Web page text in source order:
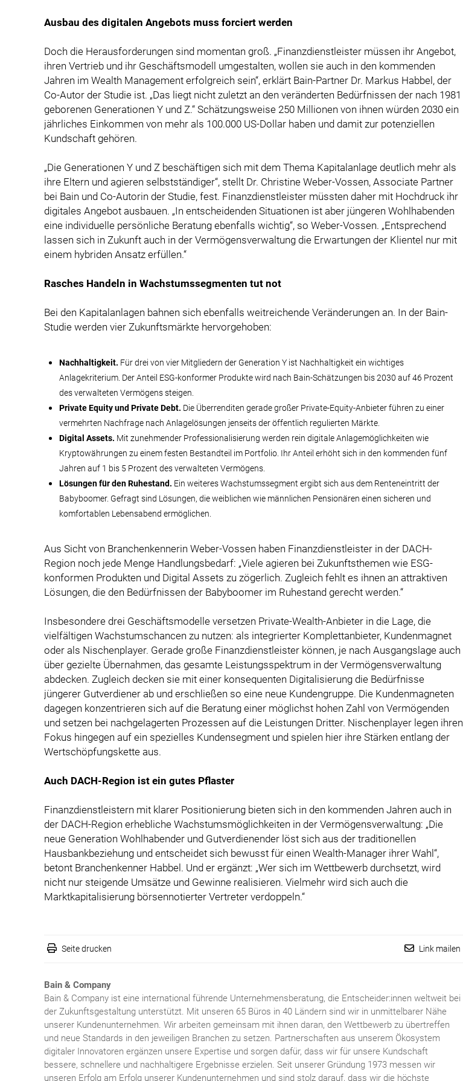
Ausbau des digitalen Angebots muss forciert werden
Doch die Herausforderungen sind momentan groß. „Finanzdienstleister müssen ihr Angebot,
ihren Vertrieb und ihr Geschäftsmodell umgestalten, wollen sie auch in den kommenden
Jahren im Wealth Management erfolgreich sein“, erklärt Bain-Partner Dr. Markus Habbel, der
Co-Autor der Studie ist. „Das liegt nicht zuletzt an den veränderten Bedürfnissen der nach 1981
geborenen Generationen Y und Z.“ Schätzungsweise 250 Millionen von ihnen würden 2030 ein
jährliches Einkommen von mehr als 100.000 US-Dollar haben und damit zur potenziellen
Kundschaft gehören.
„Die Generationen Y und Z beschäftigen sich mit dem Thema Kapitalanlage deutlich mehr als
ihre Eltern und agieren selbstständiger“, stellt Dr. Christine Weber-Vossen, Associate Partner
bei Bain und Co-Autorin der Studie, fest. Finanzdienstleister müssten daher mit Hochdruck ihr
digitales Angebot ausbauen. „In entscheidenden Situationen ist aber jüngeren Wohlhabenden
eine individuelle persönliche Beratung ebenfalls wichtig“, so Weber-Vossen. „Entsprechend
lassen sich in Zukunft auch in der Vermögensverwaltung die Erwartungen der Klientel nur mit
einem hybriden Ansatz erfüllen.“
Rasches Handeln in Wachstumssegmenten tut not
Bei den Kapitalanlagen bahnen sich ebenfalls weitreichende Veränderungen an. In der Bain-
Studie werden vier Zukunftsmärkte hervorgehoben:
Nachhaltigkeit. Für drei von vier Mitgliedern der Generation Y ist Nachhaltigkeit ein wichtiges
Anlagekriterium. Der Anteil ESG-konformer Produkte wird nach Bain-Schätzungen bis 2030 auf 46 Prozent
des verwalteten Vermögens steigen.
Private Equity und Private Debt. Die Überrenditen gerade großer Private-Equity-Anbieter führen zu einer
vermehrten Nachfrage nach Anlagelösungen jenseits der öffentlich regulierten Märkte.
Digital Assets. Mit zunehmender Professionalisierung werden rein digitale Anlagemöglichkeiten wie
Kryptowährungen zu einem festen Bestandteil im Portfolio. Ihr Anteil erhöht sich in den kommenden fünf
Jahren auf 1 bis 5 Prozent des verwalteten Vermögens.
Lösungen für den Ruhestand. Ein weiteres Wachstumssegment ergibt sich aus dem Renteneintritt der
Babyboomer. Gefragt sind Lösungen, die weiblichen wie männlichen Pensionären einen sicheren und
komfortablen Lebensabend ermöglichen.
Aus Sicht von Branchenkennerin Weber-Vossen haben Finanzdienstleister in der DACH-
Region noch jede Menge Handlungsbedarf: „Viele agieren bei Zukunftsthemen wie ESG-
konformen Produkten und Digital Assets zu zögerlich. Zugleich fehlt es ihnen an attraktiven
Lösungen, die den Bedürfnissen der Babyboomer im Ruhestand gerecht werden.“
Insbesondere drei Geschäftsmodelle versetzen Private-Wealth-Anbieter in die Lage, die
vielfältigen Wachstumschancen zu nutzen: als integrierter Komplettanbieter, Kundenmagnet
oder als Nischenplayer. Gerade große Finanzdienstleister können, je nach Ausgangslage auch
über gezielte Übernahmen, das gesamte Leistungsspektrum in der Vermögensverwaltung
abdecken. Zugleich decken sie mit einer konsequenten Digitalisierung die Bedürfnisse
jüngerer Gutverdiener ab und erschließen so eine neue Kundengruppe. Die Kundenmagneten
dagegen konzentrieren sich auf die Beratung einer möglichst hohen Zahl von Vermögenden
und setzen bei nachgelagerten Prozessen auf die Leistungen Dritter. Nischenplayer legen ihren
Fokus hingegen auf ein spezielles Kundensegment und spielen hier ihre Stärken entlang der
Wertschöpfungskette aus.
Auch DACH-Region ist ein gutes Pflaster
Finanzdienstleistern mit klarer Positionierung bieten sich in den kommenden Jahren auch in
der DACH-Region erhebliche Wachstumsmöglichkeiten in der Vermögensverwaltung: „Die
neue Generation Wohlhabender und Gutverdienender löst sich aus der traditionellen
Hausbankbeziehung und entscheidet sich bewusst für einen Wealth-Manager ihrer Wahl“,
betont Branchenkenner Habbel. Und er ergänzt: „Wer sich im Wettbewerb durchsetzt, wird
nicht nur steigende Umsätze und Gewinne realisieren. Vielmehr wird sich auch die
Marktkapitalisierung börsennotierter Vertreter verdoppeln.“
Seite drucken Link mailen
Bain & Company
Bain & Company ist eine international führende Unternehmensberatung, die Entscheider:innen weltweit bei
der Zukunftsgestaltung unterstützt. Mit unseren 65 Büros in 40 Ländern sind wir in unmittelbarer Nähe
unserer Kundenunternehmen. Wir arbeiten gemeinsam mit ihnen daran, den Wettbewerb zu übertreffen
und neue Standards in den jeweiligen Branchen zu setzen. Partnerschaften aus unserem Ökosystem
digitaler Innovatoren ergänzen unsere Expertise und sorgen dafür, dass wir für unsere Kundschaft
bessere, schnellere und nachhaltigere Ergebnisse erzielen. Seit unserer Gründung 1973 messen wir
unseren Erfolg am Erfolg unserer Kundenunternehmen und sind stolz darauf, dass wir die höchste